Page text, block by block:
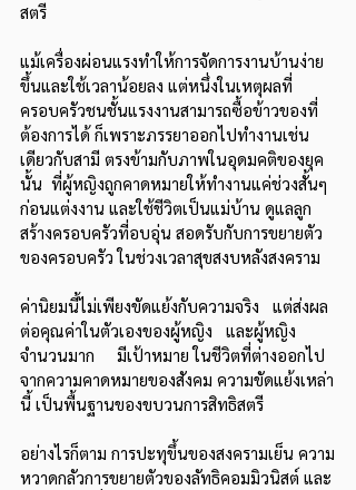
สตรี
แม้เครื่องผ่อนแรงทำให้การจัดการงานบ้านง่าย
ขึ้นและใช้เวลาน้อยลง แต่หนึ่งในเหตุผลที่
ครอบครัวชนชั้นแรงงานสามารถซื้อข้าวของที่
ต้องการได้ ก็เพราะภรรยาออกไปทำงานเช่น
เดียวกับสามี ตรงข้ามกับภาพในอุดมคติของยุค
นั้น  ที่ผู้หญิงถูกคาดหมายให้ทำงานแค่ช่วงสั้นๆ
ก่อนแต่งงาน และใช้ชีวิตเป็นแม่บ้าน ดูแลลูก
สร้างครอบครัวที่อบอุ่น สอดรับกับการขยายตัว
ของครอบครัว ในช่วงเวลาสุขสงบหลังสงคราม
ค่านิยมนี้ไม่เพียงขัดแย้งกับความจริง   แต่ส่งผล
ต่อคุณค่าในตัวเองของผู้หญิง   และผู้หญิง
จำนวนมาก     มีเป้าหมาย ในชีวิตที่ต่างออกไป
จากความคาดหมายของสังคม ความขัดแย้งเหล่า
นี้ เป็นพื้นฐานของขบวนการสิทธิสตรี
อย่างไรก็ตาม การปะทุขึ้นของสงครามเย็น ความ
หวาดกลัวการขยายตัวของลัทธิคอมมิวนิสต์ และ